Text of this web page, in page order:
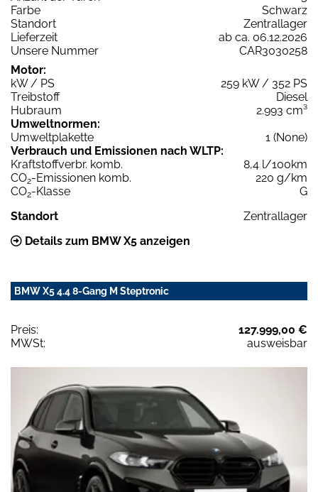
Farbe
Schwarz
Standort
Zentrallager
Lieferzeit
ab ca. 06.12.2026
Unsere Nummer
CAR3030258
Motor:
kW / PS
259 kW / 352 PS
Treibstoff
Diesel
Hubraum
2.993 cm³
Umweltnormen:
Umweltplakette
1 (None)
Verbrauch und Emissionen nach WLTP:
Kraftstoffverbr. komb.
8,4 l/100km
CO2-Emissionen komb.
220 g/km
CO2-Klasse
G
Standort
Zentrallager
Details zum BMW X5 anzeigen
BMW X5 4.4 8-Gang M Steptronic
Preis:
127.999,00 €
MWSt:
ausweisbar